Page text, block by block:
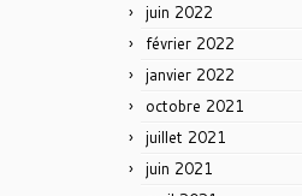
juin 2022
février 2022
janvier 2022
octobre 2021
juillet 2021
juin 2021